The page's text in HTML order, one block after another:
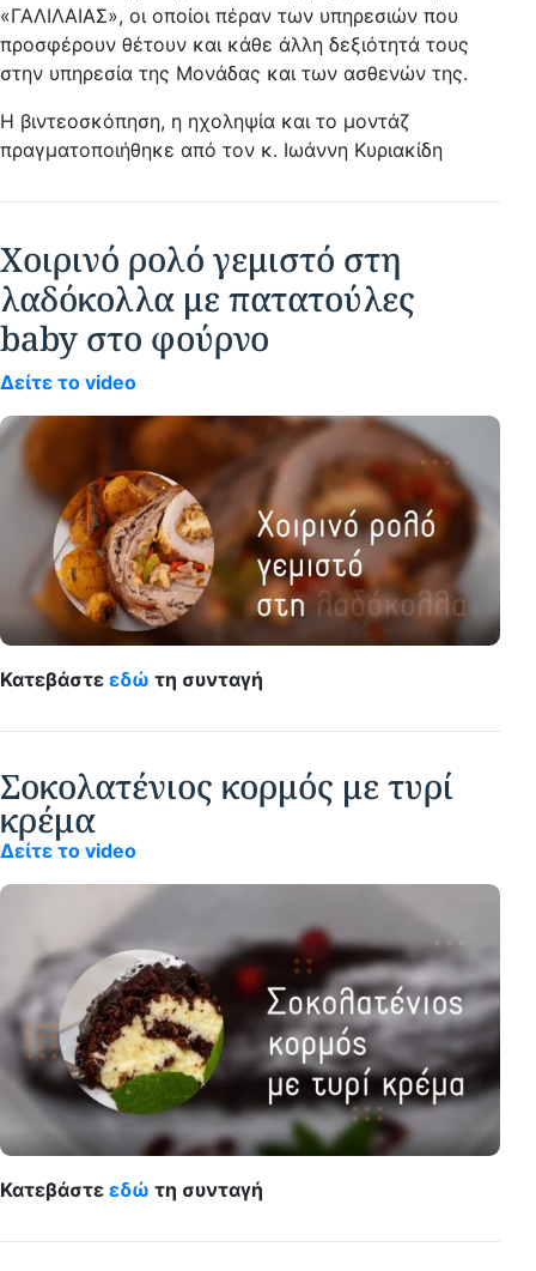
«ΓΑΛΙΛΑΙΑΣ», οι οποίοι πέραν των υπηρεσιών που
προσφέρουν θέτουν και κάθε άλλη δεξιότητά τους
στην υπηρεσία της Μονάδας και των ασθενών της.
Η βιντεοσκόπηση, η ηχοληψία και το μοντάζ
πραγματοποιήθηκε από τον κ. Ιωάννη Κυριακίδη
Χοιρινό ρολό γεμιστό στη
λαδόκολλα με πατατούλες
baby στο φούρνο
Δείτε το video
Κατεβάστε εδώ τη συνταγή
Σοκολατένιος κορμός με τυρί
κρέμα
Δείτε το video
Κατεβάστε εδώ τη συνταγή